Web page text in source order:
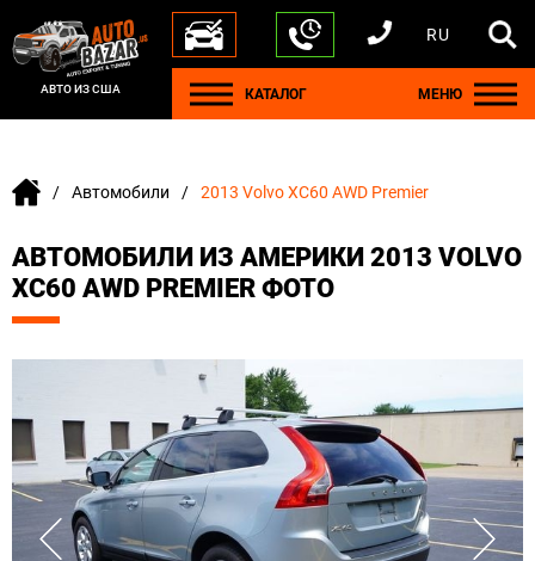
АВТО ИЗ США
+1 440 212 5612
+380 63 445 8605
---
+7 701 784 4450
+375 17 337 2065
RU
КАТАЛОГ МЕНЮ
Автомобили 2013 Volvo XC60 AWD Premier
АВТОМОБИЛИ ИЗ АМЕРИКИ 2013 VOLVO
XC60 AWD PREMIER ФОТО